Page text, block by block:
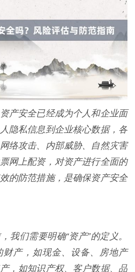
产安全已经成为个人和企业面
隐私信息到企业核心数据，各
络攻击、内部威胁、自然灾害
网上配资，对资产进行全面的
的防范措施，是确保资产安全
我们需要明确“资产”的定义。
财产，如现金、设备、房地产
，如知识产权、客户数据、品